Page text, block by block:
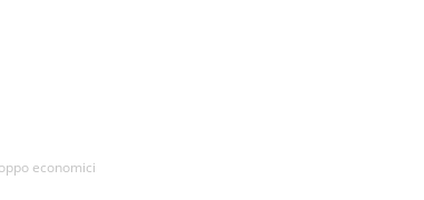
economici